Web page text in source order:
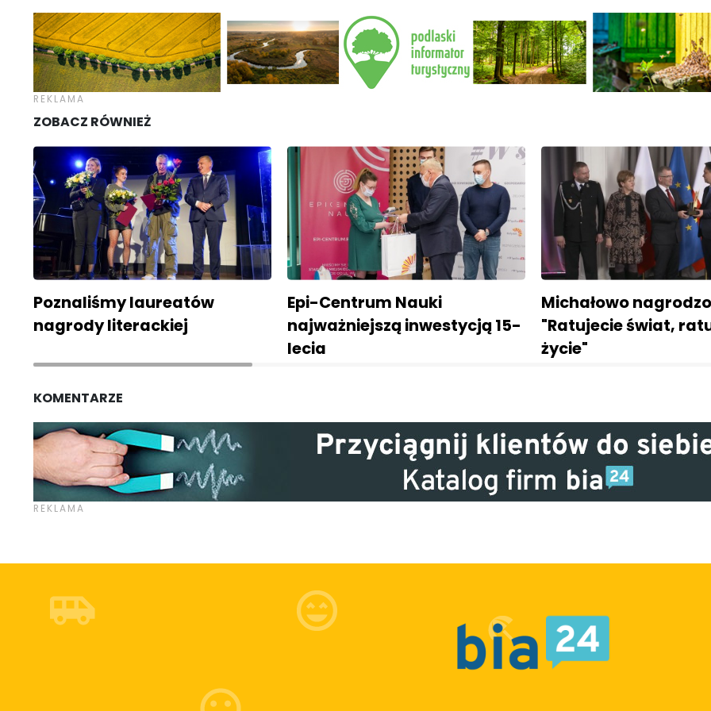
ZOBACZ RÓWNIEŻ
Poznaliśmy laureatów
nagrody literackiej
Epi-Centrum Nauki
najważniejszą inwestycją 15-
lecia
Michałowo
"Ratujecie świat,
życie"
KOMENTARZE